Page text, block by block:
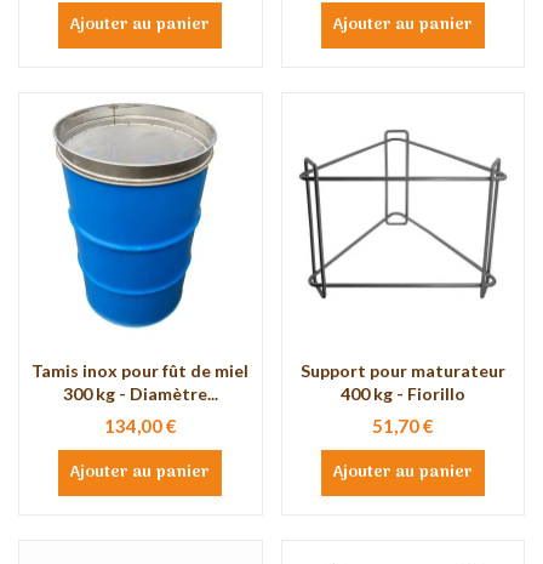
Ajouter au panier Ajouter au panier
Tamis inox pour fût de miel
300 kg - Diamètre...
134,00 €
Ajouter au panier
Support pour maturateur
400 kg - Fiorillo
51,70 €
Ajouter au panier